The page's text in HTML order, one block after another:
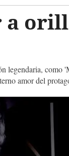
a
legendaria, como
amor del